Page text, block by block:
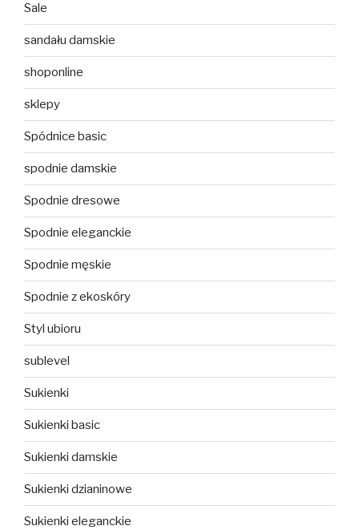
Sale
sandału damskie
shoponline
sklepy
Spódnice basic
spodnie damskie
Spodnie dresowe
Spodnie eleganckie
Spodnie męskie
Spodnie z ekoskóry
Styl ubioru
sublevel
Sukienki
Sukienki basic
Sukienki damskie
Sukienki dzianinowe
Sukienki eleganckie